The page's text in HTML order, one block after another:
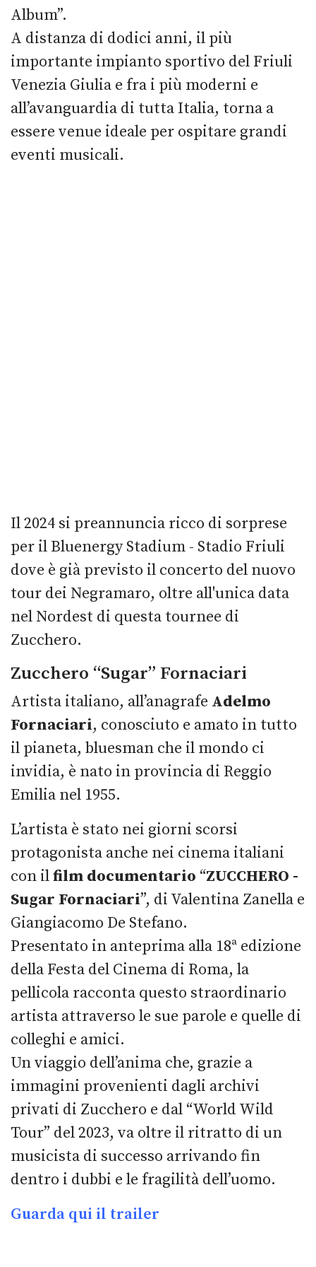
Album”.
A distanza di dodici anni, il più
importante impianto sportivo del Friuli
Venezia Giulia e fra i più moderni e
all’avanguardia di tutta Italia, torna a
essere venue ideale per ospitare grandi
eventi musicali.
Il 2024 si preannuncia ricco di sorprese
per il Bluenergy Stadium - Stadio Friuli
dove è già previsto il concerto del nuovo
tour dei Negramaro, oltre all'unica data
nel Nordest di questa tournee di
Zucchero.
Zucchero “Sugar” Fornaciari
Artista italiano, all’anagrafe Adelmo
Fornaciari, conosciuto e amato in tutto
il pianeta, bluesman che il mondo ci
invidia, è nato in provincia di Reggio
Emilia nel 1955.
L’artista è stato nei giorni scorsi
protagonista anche nei cinema italiani
con ilfilm documentario “ZUCCHERO -
Sugar Fornaciari”, di Valentina Zanella e
Giangiacomo De Stefano.
Presentato in anteprima alla 18ª edizione
della Festa del Cinema di Roma, la
pellicola racconta questo straordinario
artista attraverso le sue parole e quelle di
colleghi e amici.
Un viaggio dell’anima che, grazie a
immagini provenienti dagli archivi
privati di Zucchero e dal “World Wild
Tour” del 2023, va oltre il ritratto di un
musicista di successo arrivando fin
dentro i dubbi e le fragilità dell’uomo.
Guarda qui il trailer